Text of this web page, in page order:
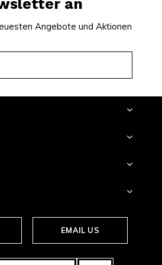
an
Angebote und Aktionen
EMAIL US